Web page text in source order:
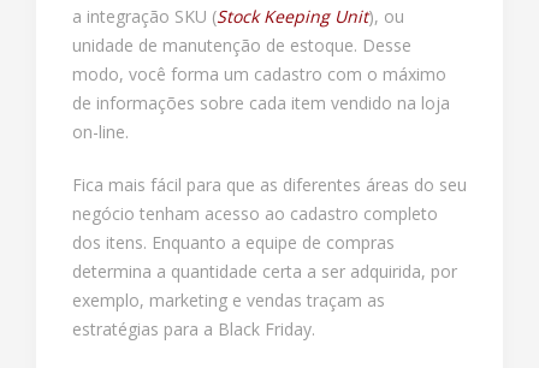
a integração SKU (Stock Keeping Unit), ou
unidade de manutenção de estoque. Desse
modo, você forma um cadastro com o máximo
de informações sobre cada item vendido na loja
on-line.
Fica mais fácil para que as diferentes áreas do seu
negócio tenham acesso ao cadastro completo
dos itens. Enquanto a equipe de compras
determina a quantidade certa a ser adquirida, por
exemplo, marketing e vendas traçam as
estratégias para a Black Friday.